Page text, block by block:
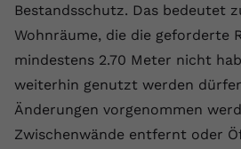
Bestandsschutz. Das bedeutet
Wohnräume, die die geforderte
mindestens 2.70 Meter nicht
weiterhin genutzt werden
Änderungen vorgenommen
Zwischenwände entfernt oder